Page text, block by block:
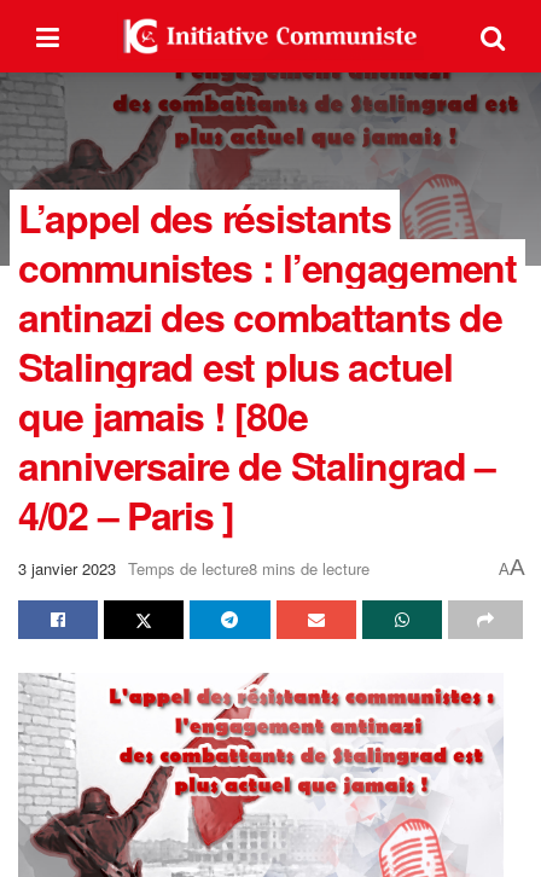
L’appel des résistants
communistes : l’engagement
antinazi des combattants de
Stalingrad est plus actuel
que jamais ! [80e
anniversaire de Stalingrad –
4/02 – Paris ]
3 janvier 2023 Temps de lecture8 mins de lecture AA